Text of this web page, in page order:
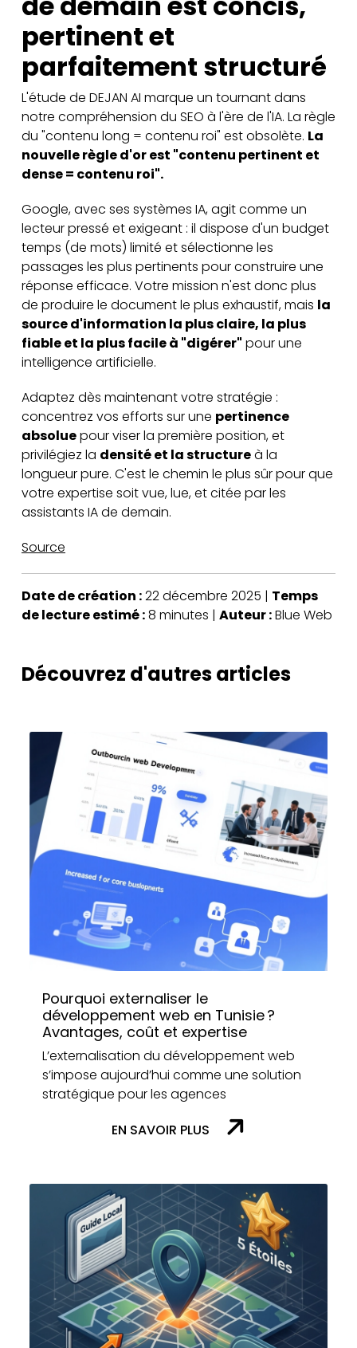
pertinent et
parfaitement structuré
L'étude de DEJAN AI marque un tournant dans
notre compréhension du SEO à l'ère de l'IA. La règle
du "contenu long = contenu roi" est obsolète. La
nouvelle règle d'or est "contenu pertinent et
dense = contenu roi".
Google, avec ses systèmes IA, agit comme un
lecteur pressé et exigeant : il dispose d'un budget
temps (de mots) limité et sélectionne les
passages les plus pertinents pour construire une
réponse efficace. Votre mission n'est donc plus
de produire le document le plus exhaustif, mais la
source d'information la plus claire, la plus
fiable et la plus facile à "digérer" pour une
intelligence artificielle.
Adaptez dès maintenant votre stratégie :
concentrez vos efforts sur une pertinence
absoluepour viser la première position, et
privilégiez la densité et la structureà la
longueur pure. C'est le chemin le plus sûr pour que
votre expertise soit vue, lue, et citée par les
assistants IA de demain.
Source
Date de création :22 décembre 2025 | Temps
de lecture estimé :8 minutes | Auteur :Blue Web
Découvrez d'autres articles
Pourquoi externaliser le
développement web en Tunisie ?
Avantages, coût et expertise
L’externalisation du développement web
s’impose aujourd’hui comme une solution
stratégique pour les agences
EN SAVOIR PLUS